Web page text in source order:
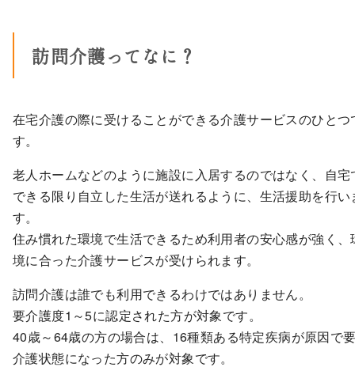
訪問介護ってなに？
在宅介護の際に受けることができる介護サービスのひとつ
す。
老人ホームなどのように施設に入居するのではなく、自宅
できる限り自立した生活が送れるように、生活援助を行い
す。
住み慣れた環境で生活できるため利用者の安心感が強く、
境に合った介護サービスが受けられます。
訪問介護は誰でも利用できるわけではありません。
要介護度1～5に認定された方が対象です。
40歳～64歳の方の場合は、16種類ある特定疾病が原因で
介護状態になった方のみが対象です。